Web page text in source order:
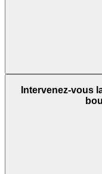
Intervenez-vous